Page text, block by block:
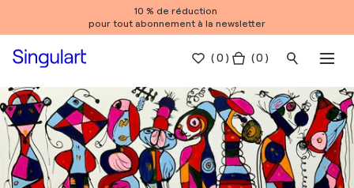
10 % de réduction
pour tout abonnement à la newsletter
(0 ) ( 0 )